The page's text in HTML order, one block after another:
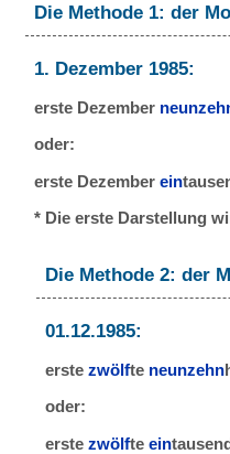
Die Methode 1: der
1. Dezember 1985:
erste Dezember
oder:
erste Dezember ein
* Die erste Darstellung
Die Methode 2: der
01.12.1985:
erste zwölfte neunzehn
oder:
erste zwölfte ein